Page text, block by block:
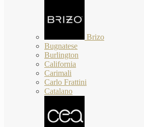
Brizo
Bugnatese
Burlington
California
Carimali
Carlo Frattini
Catalano